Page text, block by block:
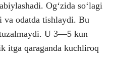
Ogʻzida soʻlagi
odatda tishlaydi. Bu
U 3—5 kun
itga qaraganda kuchliroq